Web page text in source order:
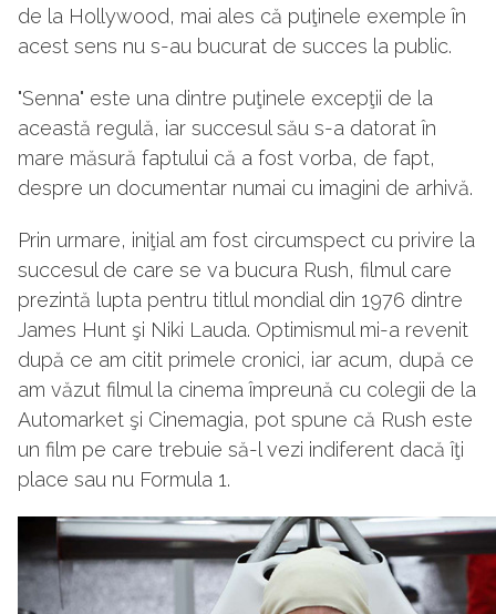
de la Hollywood, mai ales că puţinele exemple în
acest sens nu s-au bucurat de succes la public.
"Senna" este una dintre puţinele excepţii de la
această regulă, iar succesul său s-a datorat în
mare măsură faptului că a fost vorba, de fapt,
despre un documentar numai cu imagini de arhivă.
Prin urmare, iniţial am fost circumspect cu privire la
succesul de care se va bucura Rush, filmul care
prezintă lupta pentru titlul mondial din 1976 dintre
James Hunt şi Niki Lauda. Optimismul mi-a revenit
după ce am citit primele cronici, iar acum, după ce
am văzut filmul la cinema împreună cu colegii de la
Automarket şi Cinemagia, pot spune că Rush este
un film pe care trebuie să-l vezi indiferent dacă îţi
place sau nu Formula 1.